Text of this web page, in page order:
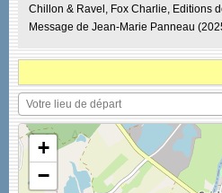
Chillon & Ravel, Fox Charlie, Editions
Message de Jean-Marie Panneau
+
−